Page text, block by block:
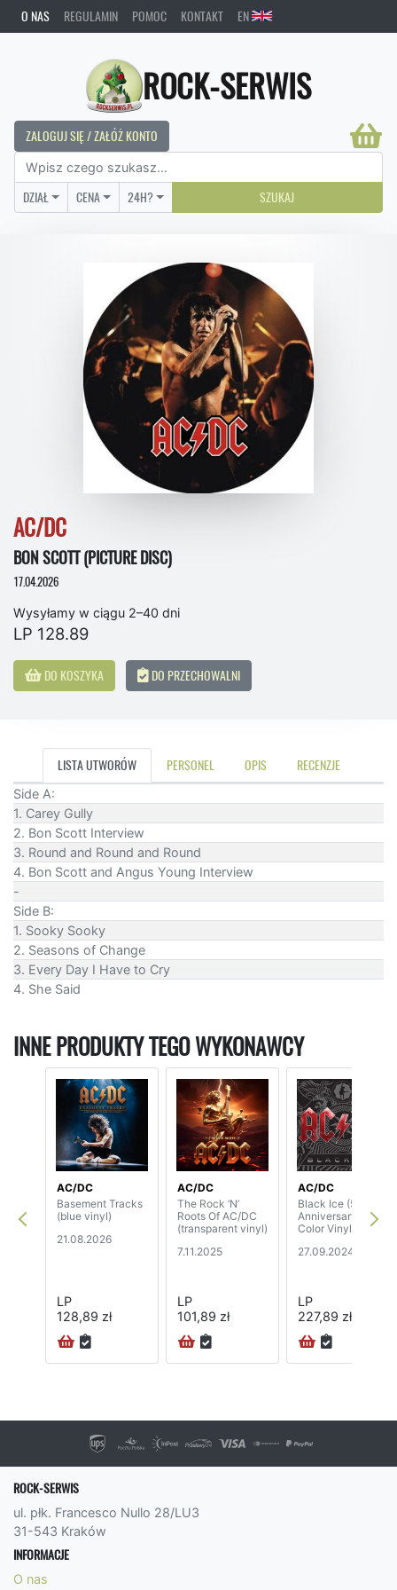
O NAS REGULAMIN POMOC KONTAKT EN
ROCK-SERWIS
ZALOGUJ SIĘ / ZAŁÓŻ KONTO
DZIAŁ CENA 24H? SZUKAJ
AC/DC
BON SCOTT (PICTURE DISC)
17.04.2026
Wysyłamy w ciągu 2–40 dni
LP 128.89
DO KOSZYKA DO PRZECHOWALNI
LISTA UTWORÓW PERSONEL OPIS RECENZJE
Side A:
1. Carey Gully
2. Bon Scott Interview
3. Round and Round and Round
4. Bon Scott and Angus Young Interview
-
Side B:
1. Sooky Sooky
2. Seasons of Change
3. Every Day I Have to Cry
4. She Said
INNE PRODUKTY TEGO WYKONAWCY
AC/DC
Basement Tracks
(blue vinyl)
21.08.2026
LP
128,89 zł
AC/DC
The Rock ‘N’
Roots Of AC/DC
(transparent vinyl)
7.11.2025
LP
101,89 zł
AC/DC
Black Ice (50th
Anniversary Gold
Color Vinyl) (2LP)
27.09.2024
LP
227,89 zł
ROCK-SERWIS
ul. płk. Francesco Nullo 28/LU3
31-543 Kraków
INFORMACJE
O nas